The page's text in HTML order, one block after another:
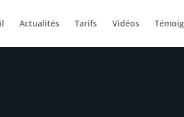
Actualités Tarifs Vidéos